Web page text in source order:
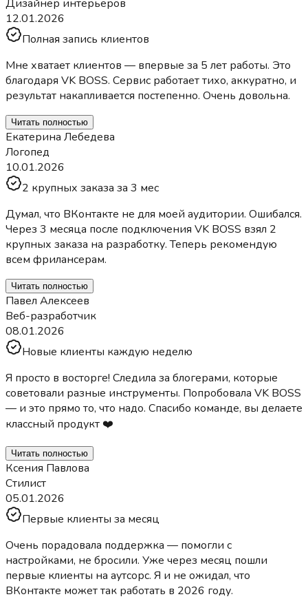
Дизайнер интерьеров
12.01.2026
Полная запись клиентов
Мне хватает клиентов — впервые за 5 лет работы. Это
благодаря VK BOSS. Сервис работает тихо, аккуратно, и
результат накапливается постепенно. Очень довольна.
Читать полностью
Екатерина Лебедева
Логопед
10.01.2026
2 крупных заказа за 3 мес
Думал, что ВКонтакте не для моей аудитории. Ошибался.
Через 3 месяца после подключения VK BOSS взял 2
крупных заказа на разработку. Теперь рекомендую
всем фрилансерам.
Читать полностью
Павел Алексеев
Веб-разработчик
08.01.2026
Новые клиенты каждую неделю
Я просто в восторге! Следила за блогерами, которые
советовали разные инструменты. Попробовала VK BOSS
— и это прямо то, что надо. Спасибо команде, вы делаете
классный продукт ❤️
Читать полностью
Ксения Павлова
Стилист
05.01.2026
Первые клиенты за месяц
Очень порадовала поддержка — помогли с
настройками, не бросили. Уже через месяц пошли
первые клиенты на аутсорс. Я и не ожидал, что
ВКонтакте может так работать в 2026 году.